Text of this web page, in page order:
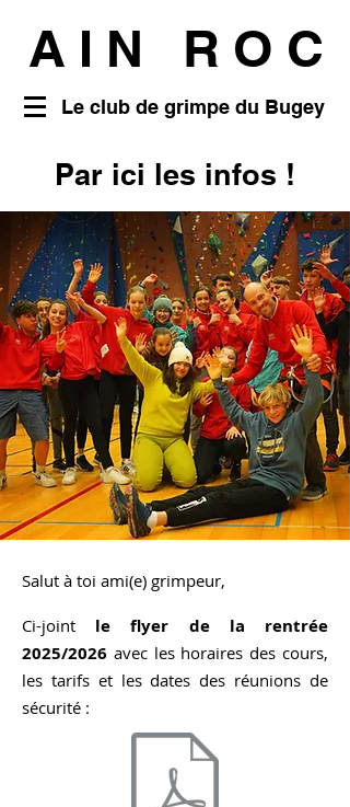
AIN ROC
Le club de grimpe du Bugey
Par ici les infos !
Salut à toi ami(e) grimpeur,
Ci-joint le flyer de la rentrée
2025/2026 avec les horaires des cours,
les tarifs et les dates des réunions de
sécurité :